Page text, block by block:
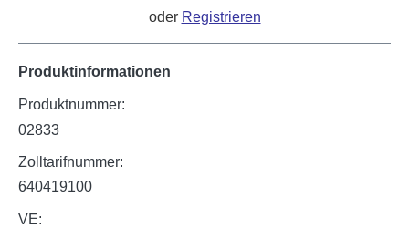
oder Registrieren
Produktinformationen
Produktnummer:
02833
Zolltarifnummer:
640419100
VE: